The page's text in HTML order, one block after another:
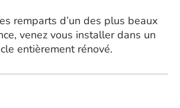
remparts d’un des plus beaux
venez vous installer dans un
entièrement rénové.